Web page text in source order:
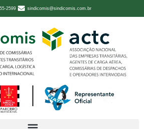
2599 sindicomis@sindicomis.com.br